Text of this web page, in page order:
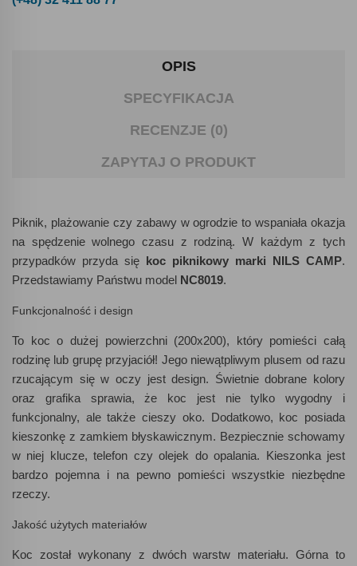
OPIS
SPECYFIKACJA
RECENZJE (0)
ZAPYTAJ O PRODUKT
Piknik, plażowanie czy zabawy w ogrodzie to wspaniała okazja
na spędzenie wolnego czasu z rodziną. W każdym z tych
przypadków przyda się koc piknikowy marki NILS CAMP.
Przedstawiamy Państwu model NC8019.
Funkcjonalność i design
To koc o dużej powierzchni (200x200), który pomieści całą
rodzinę lub grupę przyjaciół! Jego niewątpliwym plusem od razu
rzucającym się w oczy jest design. Świetnie dobrane kolory
oraz grafika sprawia, że koc jest nie tylko wygodny i
funkcjonalny, ale także cieszy oko. Dodatkowo, koc posiada
kieszonkę z zamkiem błyskawicznym. Bezpiecznie schowamy
w niej klucze, telefon czy olejek do opalania. Kieszonka jest
bardzo pojemna i na pewno pomieści wszystkie niezbędne
rzeczy.
Jakość użytych materiałów
Koc został wykonany z dwóch warstw materiału. Górna to